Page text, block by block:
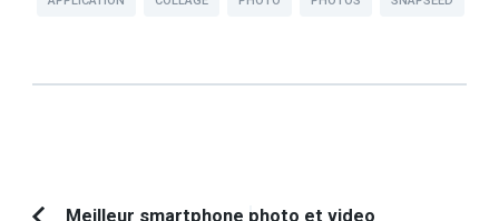
Meilleur smartphone photo et video